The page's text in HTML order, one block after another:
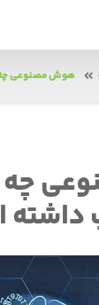
هوش مصنوعی چه
چه